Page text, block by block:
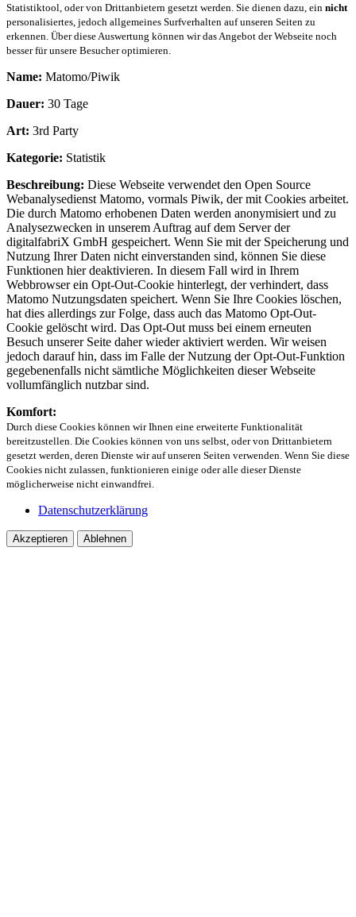
Statistiktool, oder von Drittanbietern gesetzt werden. Sie dienen dazu, ein nicht
personalisiertes, jedoch allgemeines Surfverhalten auf unseren Seiten zu
erkennen. Über diese Auswertung können wir das Angebot der Webseite noch
besser für unsere Besucher optimieren.
Name: Matomo/Piwik
Dauer: 30 Tage
Art: 3rd Party
Kategorie: Statistik
Beschreibung: Diese Webseite verwendet den Open Source
Webanalysedienst Matomo, vormals Piwik, der mit Cookies arbeitet.
Die durch Matomo erhobenen Daten werden anonymisiert und zu
Analysezwecken in unserem Auftrag auf dem Server der
digitalfabriX GmbH gespeichert. Wenn Sie mit der Speicherung und
Nutzung Ihrer Daten nicht einverstanden sind, können Sie diese
Funktionen hier deaktivieren. In diesem Fall wird in Ihrem
Webbrowser ein Opt-Out-Cookie hinterlegt, der verhindert, dass
Matomo Nutzungsdaten speichert. Wenn Sie Ihre Cookies löschen,
hat dies allerdings zur Folge, dass auch das Matomo Opt-Out-
Cookie gelöscht wird. Das Opt-Out muss bei einem erneuten
Besuch unserer Seite daher wieder aktiviert werden. Wir weisen
jedoch darauf hin, dass im Falle der Nutzung der Opt-Out-Funktion
gegebenenfalls nicht sämtliche Möglichkeiten dieser Webseite
vollumfänglich nutzbar sind.
Komfort:
Durch diese Cookies können wir Ihnen eine erweiterte Funktionalität
bereitzustellen. Die Cookies können von uns selbst, oder von Drittanbietern
gesetzt werden, deren Dienste wir auf unseren Seiten verwenden. Wenn Sie diese
Cookies nicht zulassen, funktionieren einige oder alle dieser Dienste
möglicherweise nicht einwandfrei.
Datenschutzerklärung
Akzeptieren Ablehnen